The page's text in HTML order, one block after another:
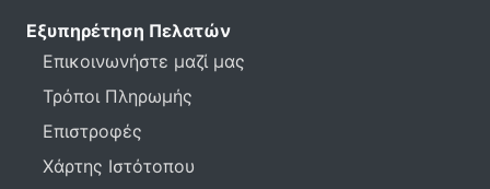
Εξυπηρέτηση Πελατών
Επικοινωνήστε μαζί μας
Τρόποι Πληρωμής
Επιστροφές
Χάρτης Ιστότοπου